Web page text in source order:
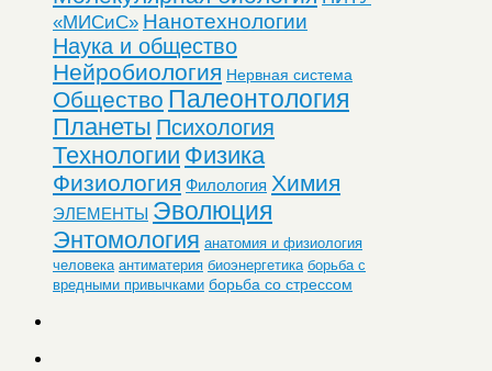
«МИСиС» Нанотехнологии
Наука и общество
Нейробиология Нервная система
Общество Палеонтология
Планеты Психология
Технологии Физика
Физиология Филология Химия
ЭЛЕМЕНТЫ Эволюция
Энтомология анатомия и физиология
человека антиматерия биоэнергетика борьба с
вредными привычками борьба со стрессом